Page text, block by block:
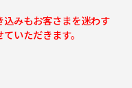
みもお客さまを迷わす
いただきます。